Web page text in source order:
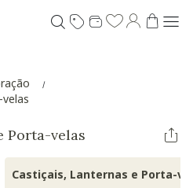
Porta-velas
Acessórios de decoração
Castiçais, Lanternas e Porta-